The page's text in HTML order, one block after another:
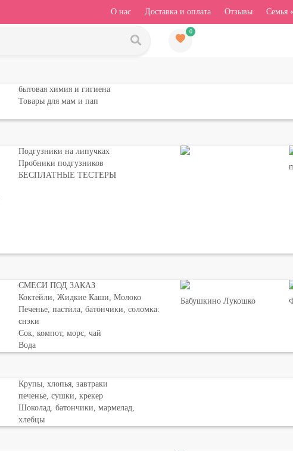
О нас Доставка и оплата Отзывы Семья
0
бытовая химия и гигиена
Товары для мам и пап
Подгузники на липучках
Пробники подгузников
БЕСПЛАТНЫЕ ТЕСТЕРЫ
СМЕСИ ПОД ЗАКАЗ
Коктейли, Жидкие Каши, Молоко
Печенье, пастила, батончики, соломка:
снэки
Сок, компот, морс, чай
Вода
Бабушкино Лукошко
Крупы, хлопья, завтраки
печенье, сушки, крекер
Шоколад. батончики, мармелад,
хлебцы